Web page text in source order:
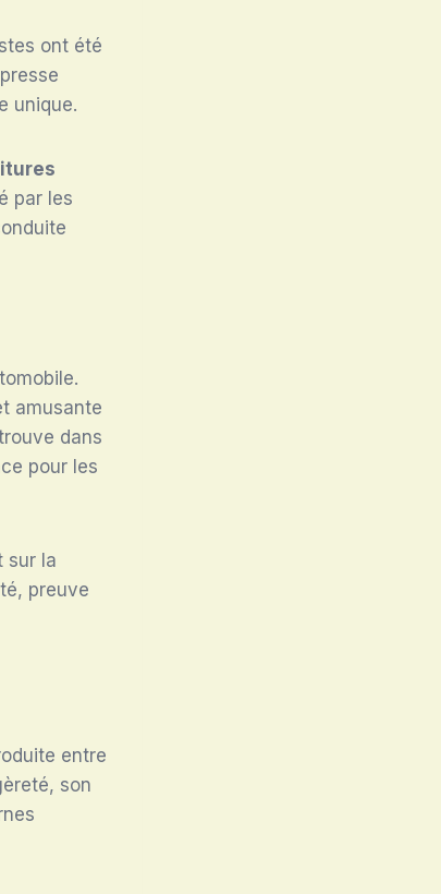
ont été
unique.
par les
amusante
dans
pour les
sur la
preuve
entre
son